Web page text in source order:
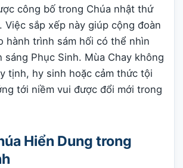
công bố trong Chúa nhật thứ
. Việc sắp xếp này giúp cộng đoàn
hành trình sám hối có thể nhìn
sáng Phục Sinh. Mùa Chay không
tịnh, hy sinh hoặc cảm thức tội
tới niềm vui được đổi mới trong
Hiển Dung trong